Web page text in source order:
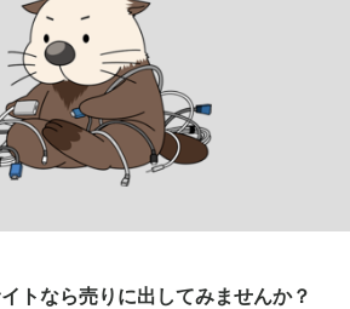
トなら売りに出してみませんか？